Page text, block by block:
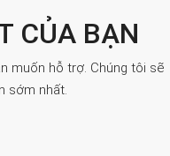
CỦA BẠN
muốn hỗ trợ. Chúng tôi sẽ
sớm nhất.